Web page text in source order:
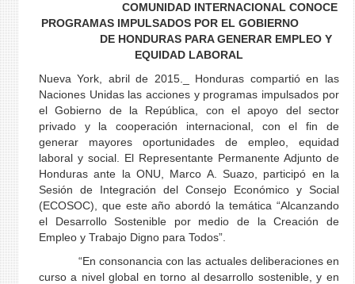
COMUNIDAD INTERNACIONAL CONOCE
PROGRAMAS IMPULSADOS POR EL GOBIERNO
DE HONDURAS PARA GENERAR EMPLEO Y
EQUIDAD LABORAL
Nueva York, abril de 2015._ Honduras compartió en las
Naciones Unidas las acciones y programas impulsados por
el Gobierno de la República, con el apoyo del sector
privado y la cooperación internacional, con el fin de
generar mayores oportunidades de empleo, equidad
laboral y social. El Representante Permanente Adjunto de
Honduras ante la ONU, Marco A. Suazo, participó en la
Sesión de Integración del Consejo Económico y Social
(ECOSOC), que este año abordó la temática “Alcanzando
el Desarrollo Sostenible por medio de la Creación de
Empleo y Trabajo Digno para Todos”.
“En consonancia con las actuales deliberaciones en
curso a nivel global en torno al desarrollo sostenible, y en